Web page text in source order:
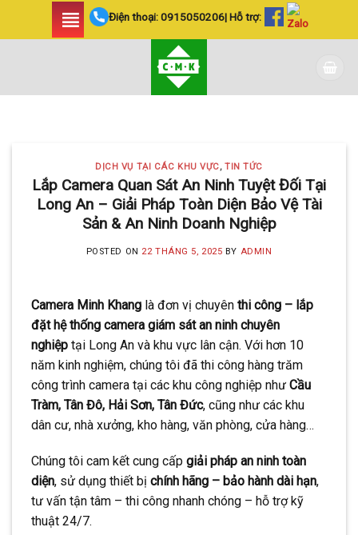
Điện thoại:0915050206| Hỗ trợ:
HUYỆN BÌNH CHÁNH
SIÊU AN NINH VÀ SIÊU
TIẾT KIỆM | CAMERA
MINH KHANG
Với hơn 5 năm kinh nghiệm, Camera
Minh Khang là đơn vị hàng đầu trong [...]
CONTINUE READING →
DỊCH VỤ TẠI CÁC KHU VỰC,TIN TỨC
Lắp Camera Quan Sát An Ninh Tuyệt Đối Tại
Long An – Giải Pháp Toàn Diện Bảo Vệ Tài
Sản & An Ninh Doanh Nghiệp
POSTED ON 22 THÁNG 5, 2025 BY ADMIN
Camera Minh Khang là đơn vị chuyên thi công – lắp
đặt hệ thống camera giám sát an ninh chuyên
nghiệp tại Long An và khu vực lân cận. Với hơn 10
năm kinh nghiệm, chúng tôi đã thi công hàng trăm
công trình camera tại các khu công nghiệp như Cầu
Tràm, Tân Đô, Hải Sơn, Tân Đức, cũng như các khu
dân cư, nhà xưởng, kho hàng, văn phòng, cửa hàng…
Chúng tôi cam kết cung cấp giải pháp an ninh toàn
diện, sử dụng thiết bị chính hãng – bảo hành dài hạn,
tư vấn tận tâm – thi công nhanh chóng – hỗ trợ kỹ
thuật 24/7.